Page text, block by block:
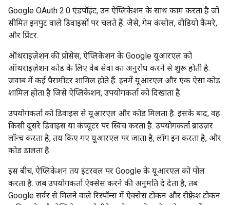
Google OAuth 2.0 एंडपॉइंट, उन ऐप्लिकेशन के साथ काम करता है जो
सीमित इनपुट वाले डिवाइसों पर चलते हैं. जैसे, गेम कंसोल, वीडियो कैमरे,
और प्रिंटर.
ऑथराइज़ेशन की प्रोसेस, ऐप्लिकेशन के Google यूआरएल को
ऑथराइज़ेशन कोड के लिए वेब सेवा का अनुरोध करने से शुरू होती है.
जवाब में कई पैरामीटर शामिल होते हैं. इनमें यूआरएल और एक ऐसा कोड
शामिल होता है जिसे ऐप्लिकेशन, उपयोगकर्ता को दिखाता है.
उपयोगकर्ता को डिवाइस से यूआरएल और कोड मिलता है. इसके बाद, वह
किसी दूसरे डिवाइस या कंप्यूटर पर स्विच करता है. उपयोगकर्ता ब्राउज़र
लॉन्च करता है, तय किए गए यूआरएल पर जाता है, लॉग इन करता है, और
कोड डालता है.
इस बीच, ऐप्लिकेशन तय इंटरवल पर Google के यूआरएल को पोल
करता है. जब उपयोगकर्ता ऐक्सेस करने की अनुमति दे देता है, तब
Google सर्वर से मिलने वाले रिस्पॉन्स में ऐक्सेस टोकन और रीफ़्रेश टोकन